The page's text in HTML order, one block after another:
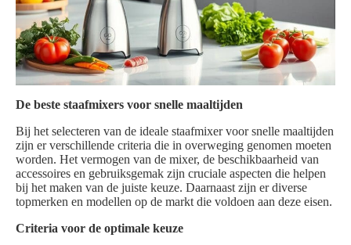
De beste staafmixers voor snelle maaltijden
Bij het selecteren van de ideale staafmixer voor snelle maaltijden
zijn er verschillende criteria die in overweging genomen moeten
worden. Het vermogen van de mixer, de beschikbaarheid van
accessoires en gebruiksgemak zijn cruciale aspecten die helpen
bij het maken van de juiste keuze. Daarnaast zijn er diverse
topmerken en modellen op de markt die voldoen aan deze eisen.
Criteria voor de optimale keuze